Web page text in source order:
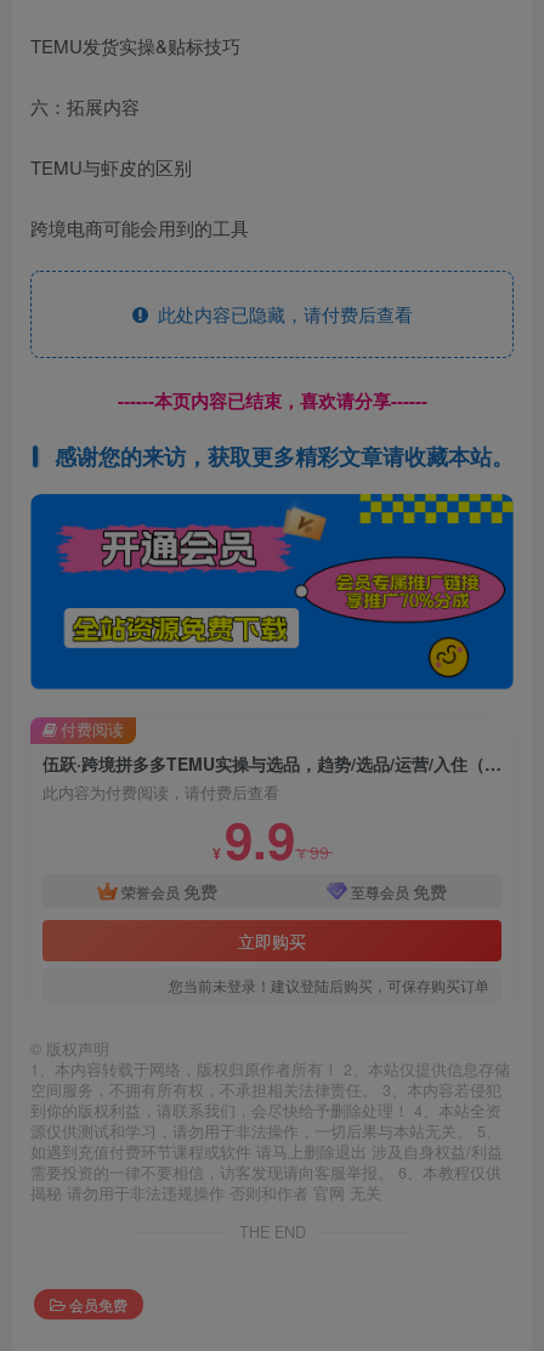
TEMU发货实操&贴标技巧
六：拓展内容
TEMU与虾皮的区别
跨境电商可能会用到的工具
此处内容已隐藏，请付费后查看
------本页内容已结束，喜欢请分享------
感谢您的来访，获取更多精彩文章请收藏本站。
伍跃·跨境拼多多TEMU实操与选品，​趋势/选品/运营/入住（27节完整）
此内容为付费阅读，请付费后查看
¥ 9.9¥99
荣誉会员 免费 至尊会员 免费
立即购买
您当前未登录！建议登陆后购买，可保存购买订单
付费阅读
© 版权声明
1、本内容转载于网络，版权归原作者所有！ 2、本站仅提供信息存储
空间服务，不拥有所有权，不承担相关法律责任。 3、本内容若侵犯
到你的版权利益，请联系我们，会尽快给予删除处理！ 4、本站全资
源仅供测试和学习，请勿用于非法操作，一切后果与本站无关。 5、
如遇到充值付费环节课程或软件 请马上删除退出 涉及自身权益/利益
需要投资的一律不要相信，访客发现请向客服举报。 6、本教程仅供
揭秘 请勿用于非法违规操作 否则和作者 官网 无关
THE END
会员免费